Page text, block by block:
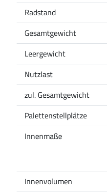
Radstand
Gesamtgewicht
Leergewicht
Nutzlast
zul. Gesamtgewicht
Palettenstellplätze
Innenmaße
Innenvolumen